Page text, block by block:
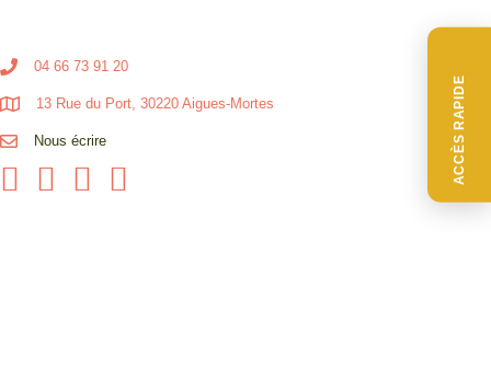
ACCÈS RAPIDE
04 66 73 91 20
13 Rue du Port, 30220 Aigues-Mortes
Nous écrire